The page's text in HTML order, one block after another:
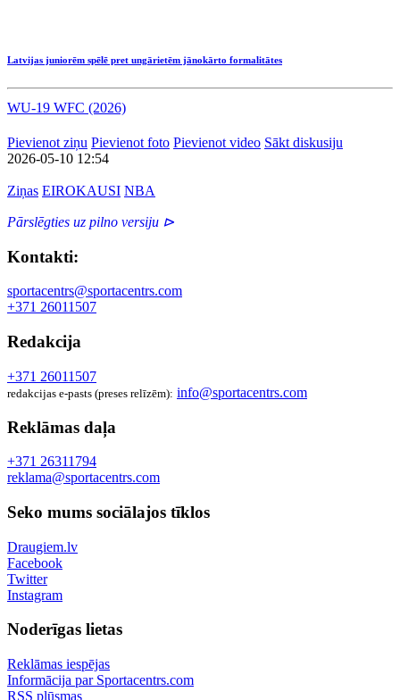
Latvijas juniorēm spēlē pret ungārietēm jānokārto formalitātes
WU-19 WFC (2026)
Pievienot ziņu Pievienot foto Pievienot video Sākt diskusiju
2026-05-10 12:54
Ziņas EIROKAUSI NBA
Pārslēgties uz pilno versiju ⊳
Kontakti:
sportacentrs@sportacentrs.com
+371 26011507
Redakcija
+371 26011507
redakcijas e-pasts (preses relīzēm): info@sportacentrs.com
Reklāmas daļa
+371 26311794
reklama@sportacentrs.com
Seko mums sociālajos tīklos
Draugiem.lv
Facebook
Twitter
Instagram
Noderīgas lietas
Reklāmas iespējas
Informācija par Sportacentrs.com
RSS plūsmas